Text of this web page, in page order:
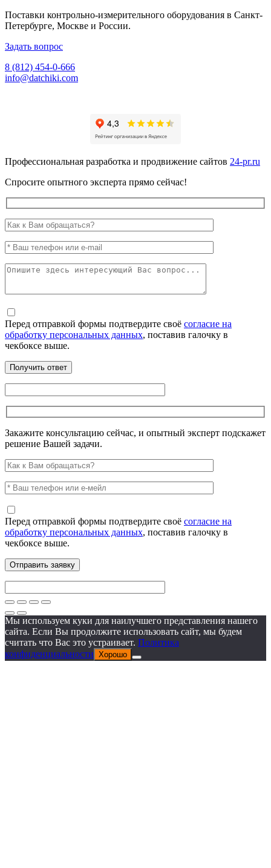
Поставки контрольно-измерительного оборудования в Санкт-
Петербурге, Москве и России.
Задать вопрос
8 (812) 454-0-666
info@datchiki.com
Профессиональная разработка и продвижение сайтов 24-pr.ru
Спросите опытного эксперта прямо сейчас!
Перед отправкой формы подтвердите своё согласие на
обработку персональных данных, поставив галочку в
чекбоксе выше.
Закажите консультацию сейчас, и опытный эксперт подскажет
решение Вашей задачи.
Перед отправкой формы подтвердите своё согласие на
обработку персональных данных, поставив галочку в
чекбоксе выше.
Мы используем куки для наилучшего представления нашего
сайта. Если Вы продолжите использовать сайт, мы будем
считать что Вас это устраивает. Политика
конфиденциальности Хорошо